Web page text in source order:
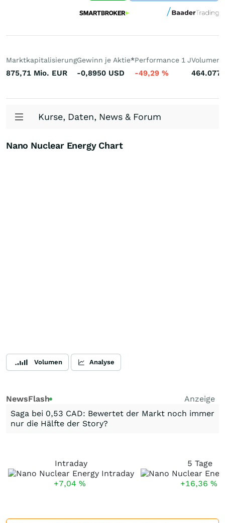
Marktkapitalisierung
875,71 Mio. EUR
Gewinn je Aktie*
-0,8950 USD
Performance 1 J
-49,29 %
Volumen
464.077
Kurse, Daten, News & Forum
Nano Nuclear Energy Chart
Volumen Analyse
NewsFlash
Anzeige
Saga bei 0,53 CAD: Bewertet der Markt noch immer
nur die Hälfte der Story?
Intraday
+7,04 %
5 Tage
+16,36 %